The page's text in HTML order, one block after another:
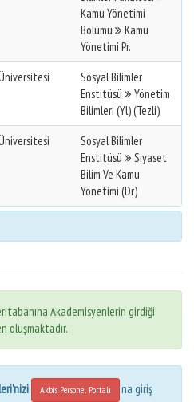
Kamu Yönetimi
Bölümü
Kamu
Yönetimi Pr.
Sosyal Bilimler
Enstitüsü
Yönetim
Bilimleri (Yl) (Tezli)
Sosyal Bilimler
Enstitüsü
Siyaset
Bilim Ve Kamu
Yönetimi (Dr)
Akademisyenlerin girdiği
oluşmaktadır.
Akbis Personel Portalı 'na giriş